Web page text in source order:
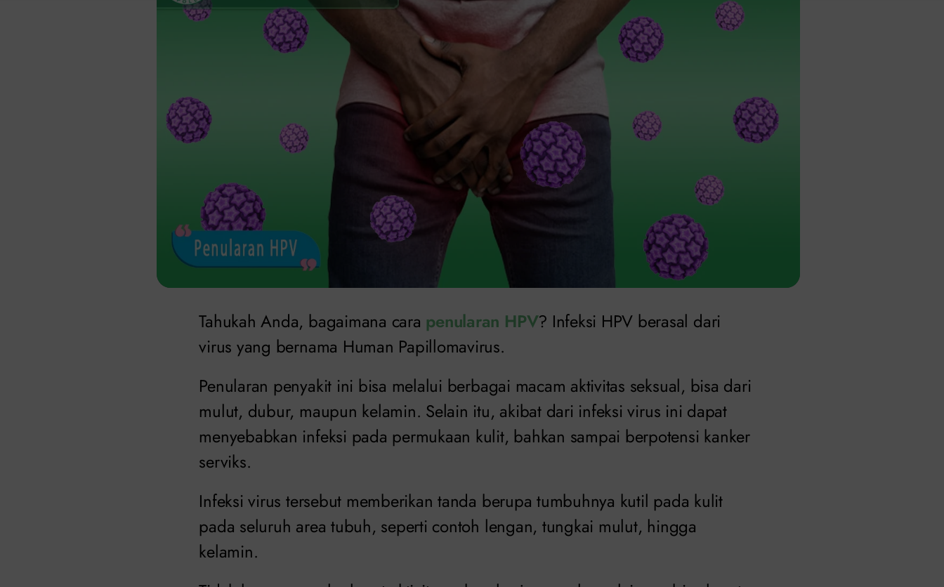
Tahukah Anda, bagaimana cara penularan HPV? Infeksi HPV berasal dari
virus yang bernama Human Papillomavirus.
Penularan penyakit ini bisa melalui berbagai macam aktivitas seksual, bisa dari
mulut, dubur, maupun kelamin. Selain itu, akibat dari infeksi virus ini dapat
menyebabkan infeksi pada permukaan kulit, bahkan sampai berpotensi kanker
serviks.
Infeksi virus tersebut memberikan tanda berupa tumbuhnya kutil pada kulit
pada seluruh area tubuh, seperti contoh lengan, tungkai mulut, hingga
kelamin.